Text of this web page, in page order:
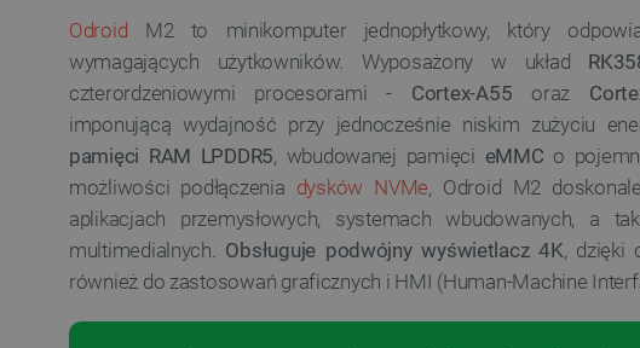
Odroid M2 to minikomputer jednopłytkowy, który
wymagających użytkowników. Wyposażony w układ
czterordzeniowymi procesorami - Cortex-A55 oraz
imponującą wydajność przy jednocześnie niskim zużyciu
pamięci RAM LPDDR5, wbudowanej pamięci eMMC o
możliwości podłączenia dysków NVMe, Odroid M2
aplikacjach przemysłowych, systemach wbudowanych, a
multimedialnych. Obsługuje podwójny wyświetlacz 4K, dzięki
również do zastosowań graficznych i HMI (Human-Machine